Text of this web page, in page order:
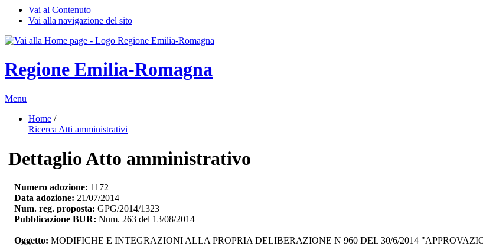
Vai al Contenuto
Vai alla navigazione del sito
Regione Emilia-Romagna
Menu
Home /
Ricerca Atti amministrativi
Dettaglio Atto amministrativo
Numero adozione: 1172
Data adozione: 21/07/2014
Num. reg. proposta: GPG/2014/1323
Pubblicazione BUR: Num. 263 del 13/08/2014
Oggetto: MODIFICHE E INTEGRAZIONI ALLA PROPRIA DELIBERAZIONE N 960 DEL 30/6/2014